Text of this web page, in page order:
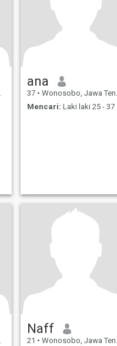
ana
37 • Wonosobo, Jawa Tengah, Indonesia
Mencari: Laki laki 25 - 37
Naff
21 • Wonosobo, Jawa Tengah, Indonesia